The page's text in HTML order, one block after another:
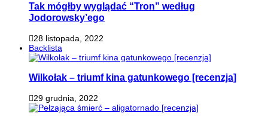
Tak mógłby wyglądać “Tron” według
Jodorowsky’ego
28 listopada, 2022
Backlista
Wilkołak – triumf kina gatunkowego [recenzja]
29 grudnia, 2022